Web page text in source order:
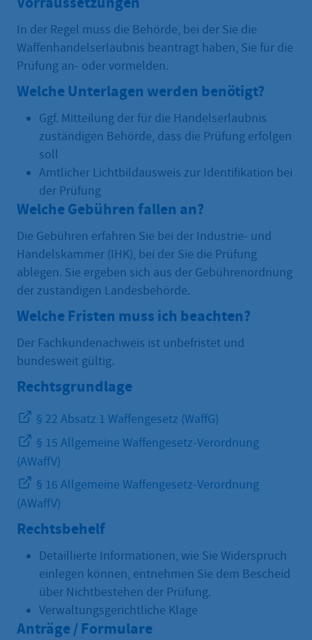
In der Regel muss die Behörde, bei der Sie die
Waffenhandelserlaubnis beantragt haben, Sie für die
Prüfung an- oder vormelden.
Welche Unterlagen werden benötigt?
Ggf. Mitteilung der für die Handelserlaubnis
zuständigen Behörde, dass die Prüfung erfolgen
soll
Amtlicher Lichtbildausweis zur Identifikation bei
der Prüfung
Welche Gebühren fallen an?
Die Gebühren erfahren Sie bei der Industrie- und
‎Handelskammer (IHK), bei der Sie die Prüfung
ablegen. ‎Sie ergeben sich aus der Gebührenordnung
der zuständigen Landesbehörde.‎
Welche Fristen muss ich beachten?
Der Fachkundenachweis ist unbefristet und
bundesweit gültig.
Rechtsgrundlage
§ 22 Absatz 1 Waffengesetz (WaffG)
§ 15 Allgemeine Waffengesetz-Verordnung
(AWaffV)
§ 16 Allgemeine Waffengesetz-Verordnung
(AWaffV)
Rechtsbehelf
Detaillierte Informationen, wie Sie Widerspruch
einlegen können, entnehmen Sie dem Bescheid
über Nichtbestehen der Prüfung.
Verwaltungsgerichtliche Klage
Anträge / Formulare